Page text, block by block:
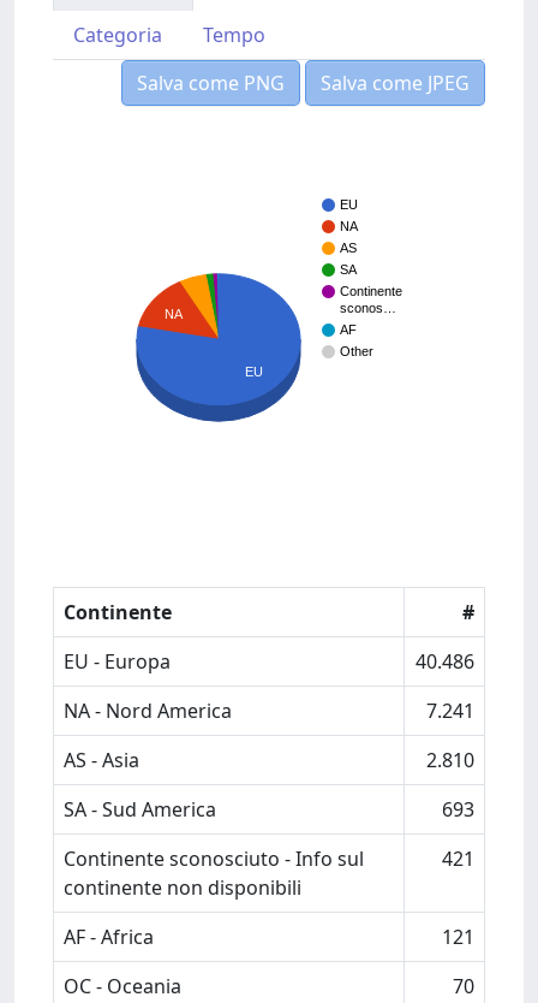
Categoria
Tempo
Salva come PNG
Salva come JPEG
EU
NA
AS
SA
Continente
sconos…
AF
Other
NA
EU
Continente
#
EU - Europa
40.486
NA - Nord America
7.241
AS - Asia
2.810
SA - Sud America
693
Continente sconosciuto - Info sul
continente non disponibili
421
AF - Africa
121
OC - Oceania
70